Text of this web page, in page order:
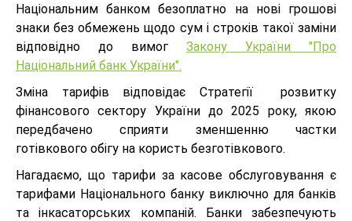
Національним банком безоплатно на нові грошові
знаки без обмежень щодо сум і строків такої заміни
відповідно до вимог Закону України "Про
Національний банк України".
Зміна тарифів відповідає Стратегії розвитку
фінансового сектору України до 2025 року, якою
передбачено сприяти зменшенню частки
готівкового обігу на користь безготівкового.
Нагадаємо, що тарифи за касове обслуговування є
тарифами Національного банку виключно для банків
та інкасаторських компаній. Банки забезпечують